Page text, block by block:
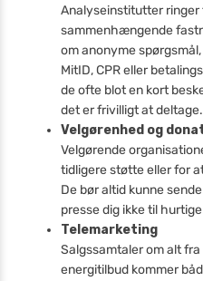
Analyseinstitutter ringer
sammenhængende
om anonyme
MitID, CPR eller
de ofte blot en kort
det er frivilligt at deltage.
Velgørenhed og
Velgørende
tidligere støtte eller for
De bør altid kunne
presse dig ikke til
Telemarketing
Salgssamtaler om alt
energitilbud kommer